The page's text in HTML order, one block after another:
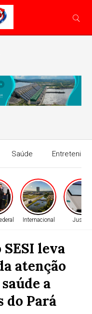
Saúde
Internacional Justiça
leva
atenção
a
do Pará